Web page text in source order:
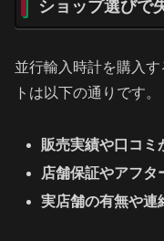
ショップ選びで
並行輸入時計を購入
トは以下の通りです。
販売実績や口コミ
店舗保証やアフタ
実店舗の有無や連